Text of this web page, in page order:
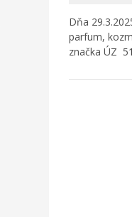
Dňa
parfum,
značka ÚZ